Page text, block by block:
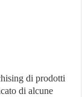
di prodotti
di alcune